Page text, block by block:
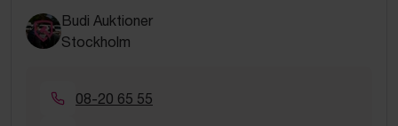
Budi Auktioner
Stockholm
08-20 65 55